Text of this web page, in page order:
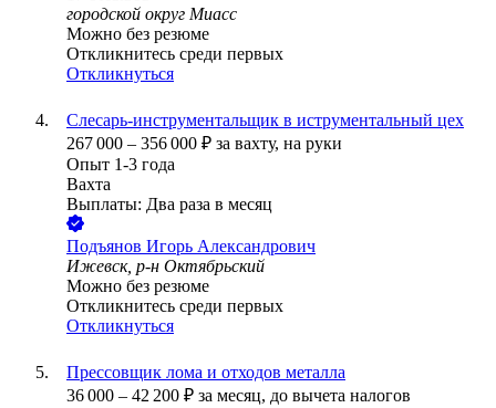
городской округ Миасс
Можно без резюме
Откликнитесь среди первых
Откликнуться
Слесарь-инструментальщик в иструментальный цех
267 000 – 356 000 ₽ за вахту, на руки
Опыт 1-3 года
Вахта
Выплаты: Два раза в месяц
Подъянов Игорь Александрович
Ижевск, р-н Октябрьский
Можно без резюме
Откликнитесь среди первых
Откликнуться
Прессовщик лома и отходов металла
36 000 – 42 200 ₽ за месяц, до вычета налогов